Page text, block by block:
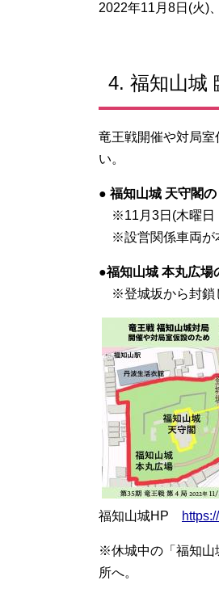
2022年11月8日(火)
4. 福知山城
竜王戦開催や対局
い。
●福知山城 天守閣
※11月3日(木曜日
※設営関係車両が
●福知山城 本丸広場
※登城坂から封鎖
福知山城HP
※休城中の「福知山
所へ。